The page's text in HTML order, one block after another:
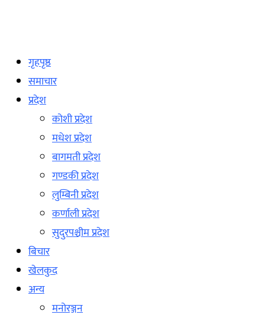
गृहपृष्ठ
समाचार
प्रदेश
कोशी प्रदेश
मधेश प्रदेश
बागमती प्रदेश
गण्डकी प्रदेश
लुम्बिनी प्रदेश
कर्णाली प्रदेश
सुदुरपश्चीम प्रदेश
बिचार
खेलकुद
अन्य
मनोरञ्जन